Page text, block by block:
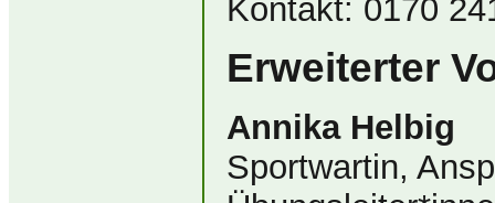
Kontakt: 0170
Erweiterter
Annika Helbig
Sportwartin,